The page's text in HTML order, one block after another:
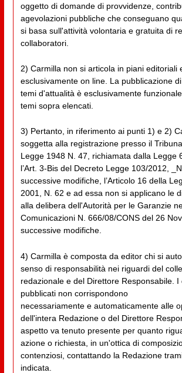
oggetto di domande di provvidenze,
agevolazioni pubbliche che conseguano
si basa sull'attività volontaria e gratuita di
collaboratori.
2) Carmilla non si articola in piani editoriali
esclusivamente on line. La pubblicazione
temi d'attualità è esclusivamente
temi sopra elencati.
3) Pertanto, in riferimento ai punti 1) e 2)
soggetta alla registrazione presso il
Legge 1948 N. 47, richiamata dalla Legge
l’Art. 3-Bis del Decreto Legge 103/2012,
successive modifiche, l’Articolo 16 della
2001, N. 62 e ad essa non si applicano le
alla delibera dell'Autorità per le Garanzie
Comunicazioni N. 666/08/CONS del 26
successive modifiche.
4) Carmilla è composta da editor chi si
senso di responsabilità nei riguardi del
redazionale e del Direttore Responsabile. I
pubblicati non corrispondono
necessariamente e automaticamente alle
dell'intera Redazione o del Direttore
aspetto va tenuto presente per quanto
azione o richiesta, in un'ottica di
contenziosi, contattando la Redazione
indicata.